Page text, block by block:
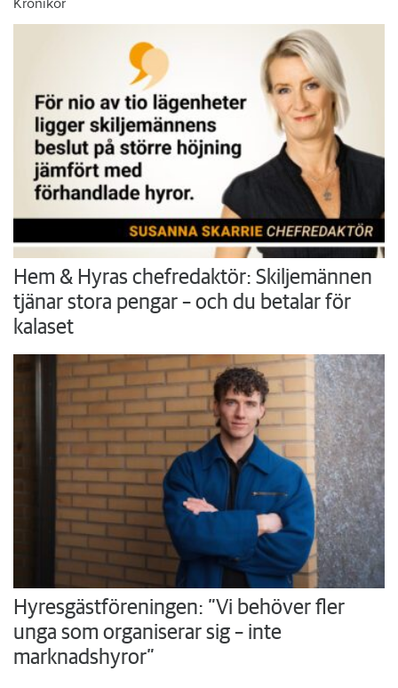
Krönikor
Hem & Hyras chefredaktör: Skiljemännen
tjänar stora pengar – och du betalar för
kalaset
Hyresgästföreningen: ”Vi behöver fler
unga som organiserar sig – inte
marknadshyror”